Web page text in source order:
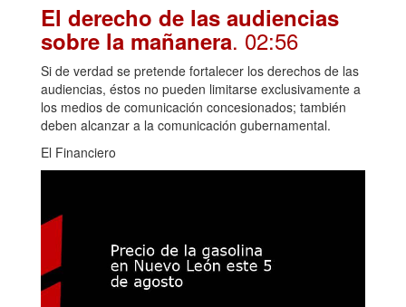
El derecho de las audiencias
sobre la mañanera. 02:56
Si de verdad se pretende fortalecer los derechos de las
audiencias, éstos no pueden limitarse exclusivamente a
los medios de comunicación concesionados; también
deben alcanzar a la comunicación gubernamental.
El Financiero